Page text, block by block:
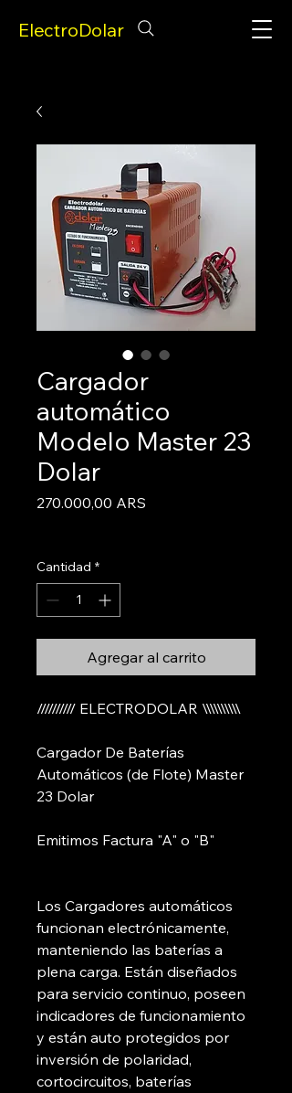
ElectroDolar
Cargador
automático
Modelo Master 23
Dolar
270.000,00 ARS
Cantidad *
Agregar al carrito
////////// ELECTRODOLAR \\\\\\\\\\
Cargador De Baterías
Automáticos (de Flote) Master
23 Dolar
Emitimos Factura "A" o "B"
Los Cargadores automáticos
funcionan electrónicamente,
manteniendo las baterías a
plena carga. Están diseñados
para servicio continuo, poseen
indicadores de funcionamiento
y están auto protegidos por
inversión de polaridad,
cortocircuitos, baterías